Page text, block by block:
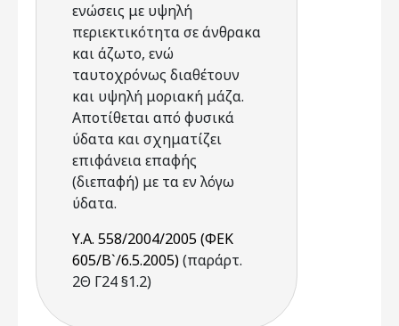
ενώσεις με υψηλή
περιεκτικότητα σε άνθρακα
και άζωτο, ενώ
ταυτοχρόνως διαθέτουν
και υψηλή μοριακή μάζα.
Αποτίθεται από φυσικά
ύδατα και σχηματίζει
επιφάνεια επαφής
(διεπαφή) με τα εν λόγω
ύδατα.
Υ.Α. 558/2004/2005 (ΦΕΚ
605/Β`/6.5.2005)(παράρτ.
2Θ Γ24 §1.2)